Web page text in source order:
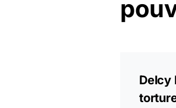
Delcy